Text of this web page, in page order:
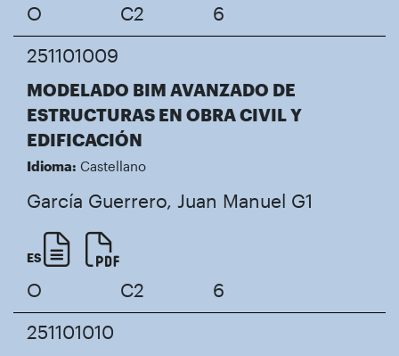
O C2
6
251101009
MODELADO BIM AVANZADO DE
ESTRUCTURAS EN OBRA CIVIL Y
EDIFICACIÓN
Idioma: Castellano
García Guerrero, Juan Manuel G1
ES
O C2
6
251101010